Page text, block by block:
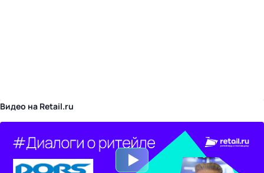
Видео на Retail.ru